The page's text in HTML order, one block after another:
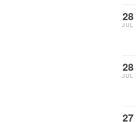
28
JUL
28
JUL
27